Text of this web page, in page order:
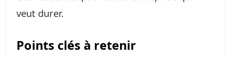
veut durer.
Points clés à retenir